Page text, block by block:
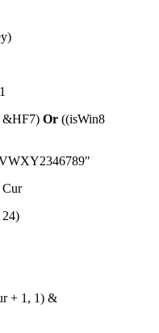
1
&HF7) Or ((isWin8
+ 1, 1) &